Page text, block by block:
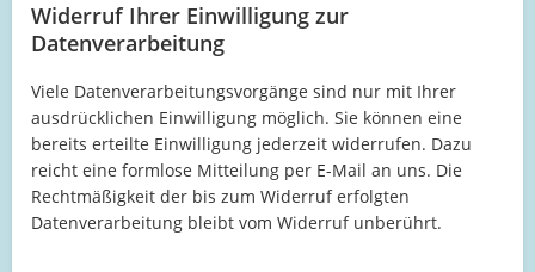
Widerruf Ihrer Einwilligung zur
Datenverarbeitung
Viele Datenverarbeitungsvorgänge sind nur mit Ihrer
ausdrücklichen Einwilligung möglich. Sie können eine
bereits erteilte Einwilligung jederzeit widerrufen. Dazu
reicht eine formlose Mitteilung per E-Mail an uns. Die
Rechtmäßigkeit der bis zum Widerruf erfolgten
Datenverarbeitung bleibt vom Widerruf unberührt.